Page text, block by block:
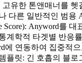
유한 톤앤매너를
다른 일반적인 범
Anyword를
학적 타겟별 반응
연동하여 집중적
릿: 긴 호흡의 블